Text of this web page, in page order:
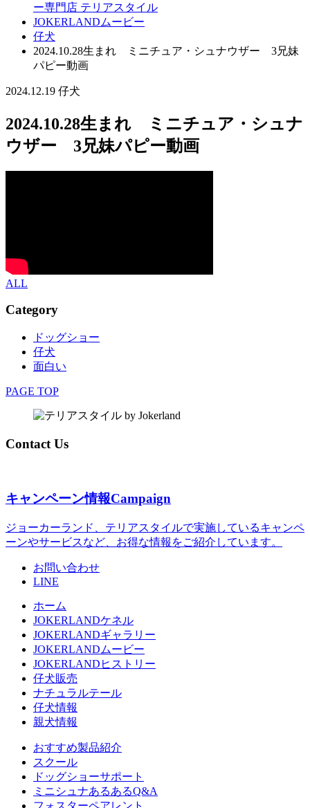
ー専門店 テリアスタイル
JOKERLANDムービー
仔犬
2024.10.28生まれ ミニチュア・シュナウザー 3兄妹
パピー動画
2024.12.19 仔犬
2024.10.28生まれ ミニチュア・シュナ
ウザー 3兄妹パピー動画
ALL
Category
ドッグショー
仔犬
面白い
PAGE TOP
Contact Us
キャンペーン情報Campaign
ジョーカーランド、テリアスタイルで実施しているキャンペ
ーンやサービスなど、お得な情報をご紹介しています。
お問い合わせ
LINE
ホーム
JOKERLANDケネル
JOKERLANDギャラリー
JOKERLANDムービー
JOKERLANDヒストリー
仔犬販売
ナチュラルテール
仔犬情報
親犬情報
おすすめ製品紹介
スクール
ドッグショーサポート
ミニシュナあるあるQ&A
フォスターペアレント